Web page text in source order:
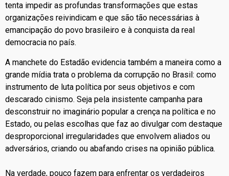
tenta impedir as profundas transformações que estas
organizações reivindicam e que são tão necessárias à
emancipação do povo brasileiro e à conquista da real
democracia no país.
A manchete do Estadão evidencia também a maneira como a
grande mídia trata o problema da corrupção no Brasil: como
instrumento de luta política por seus objetivos e com
descarado cinismo. Seja pela insistente campanha para
desconstruir no imaginário popular a crença na política e no
Estado, ou pelas escolhas que faz ao divulgar com destaque
desproporcional irregularidades que envolvem aliados ou
adversários, criando ou abafando crises na opinião pública.
Na verdade, pouco fazem para enfrentar os verdadeiros